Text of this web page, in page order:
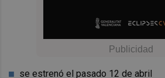
se estrenó el pasado 12 de abril